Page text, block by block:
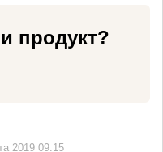
продукт?
2019 09:15